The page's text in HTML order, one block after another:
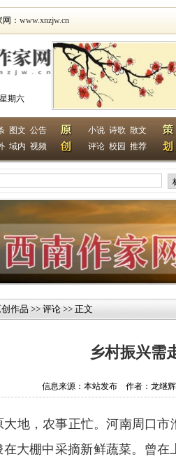
： www.xnzjw.cn
期六
图文 公告
域内 视频
小说 诗歌 散文
评论 校园 推荐
作品 >> 评论 >> 正文
乡村振兴需
信息来源：本站发布 作者：龙继
大地，农事正忙。河南周口
大棚中采摘新鲜蔬菜。曾